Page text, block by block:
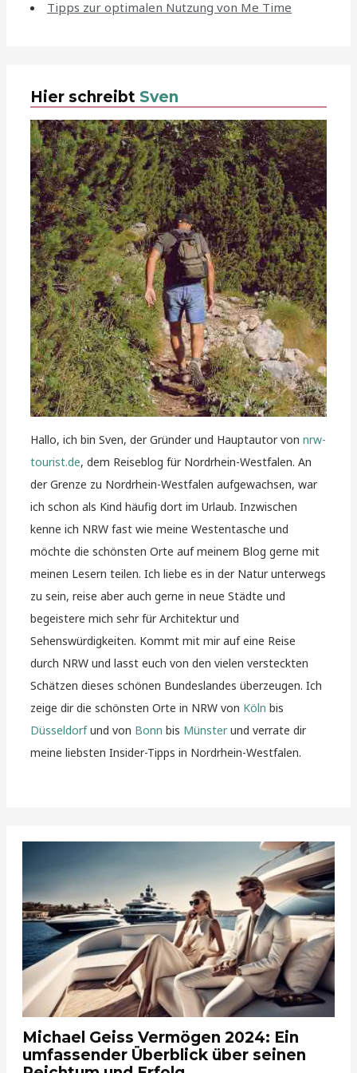
Tipps zur optimalen Nutzung von Me Time
Hier schreibt Sven
Hallo, ich bin Sven, der Gründer und Hauptautor vonnrw-
tourist.de, dem Reiseblog für Nordrhein-Westfalen. An
der Grenze zu Nordrhein-Westfalen aufgewachsen, war
ich schon als Kind häufig dort im Urlaub. Inzwischen
kenne ich NRW fast wie meine Westentasche und
möchte die schönsten Orte auf meinem Blog gerne mit
meinen Lesern teilen. Ich liebe es in der Natur unterwegs
zu sein, reise aber auch gerne in neue Städte und
begeistere mich sehr für Architektur und
Sehenswürdigkeiten. Kommt mit mir auf eine Reise
durch NRW und lasst euch von den vielen versteckten
Schätzen dieses schönen Bundeslandes überzeugen. Ich
zeige dir die schönsten Orte in NRW von Köln bis
Düsseldorfund von Bonn bis Münsterund verrate dir
meine liebsten Insider-Tipps in Nordrhein-Westfalen.
Michael Geiss Vermögen 2024: Ein
umfassender Überblick über seinen